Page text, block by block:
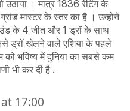
। मात्र 1836 रेटिंग के
मास्टर के स्तर का है । उन्होने
के 4 जीत और 1 ड्रॉ के साथ
ड्रॉ खेलने वाले एशिया के पहले
को भविष्य में दुनिया का सबसे कम
भी कर दी है .
17:00